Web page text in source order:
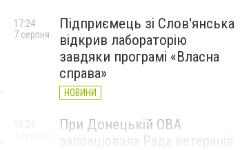
Підприємець зі Слов'янська
відкрив лабораторію
завдяки програмі «Власна
справа»
НОВИНИ
17:24
7 серпня
При Донецькій ОВА
запрацювала Рада ветеранів